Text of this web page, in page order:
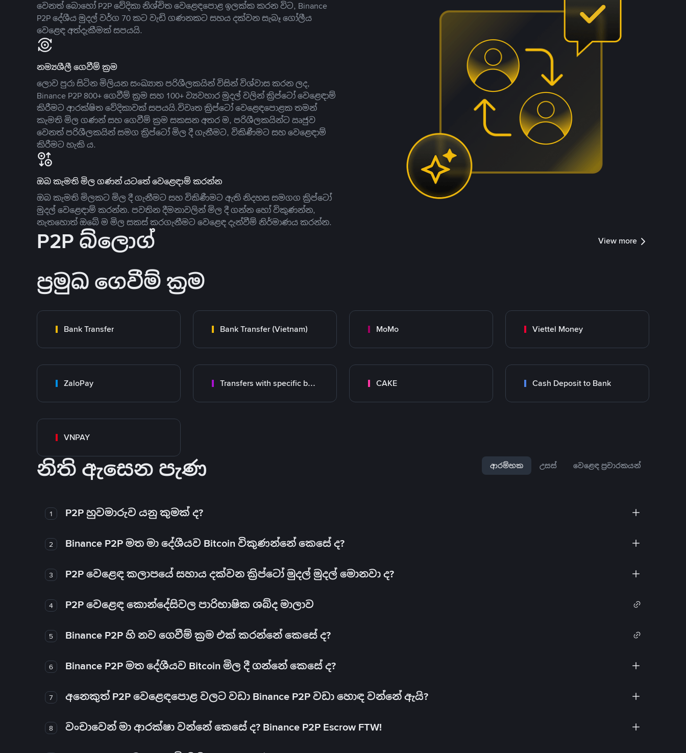
වෙනත් බොහෝ P2P වේදිකා නිශ්චිත වෙළෙඳපොළ ඉලක්ක කරන විට, Binance
P2P දේශීය මුදල් වර්ග 70 කට වැඩි ගණනකට සහය දක්වන සැබෑ ගෝලීය
වෙළෙඳ අත්දැකීමක් සපයයි.
නම්‍යශීලී ගෙවීම් ක්‍රම
ලොව පුරා සිටින මිලියන සංඛ්‍යාත පරිශීලකයින් විසින් විශ්වාස කරන ලද,
Binance P2P 800+ ගෙවීම් ක්‍රම සහ 100+ ව්‍යවහාර මුදල් වලින් ක්‍රිප්ටෝ වෙළෙඳාම්
කිරීමට ආරක්ෂිත වේදිකාවක් සපයයි.විවෘත ක්‍රිප්ටෝ වෙළෙඳපොළක තමන්
කැමති මිල ගණන් සහ ගෙවීම් ක්‍රම සකසන අතර ම, පරිශීලකයින්ට ඍජුව
වෙනත් පරිශීලකයින් සමග ක්‍රිප්ටෝ මිල දී ගැනීමට, විකිණීමට සහ වෙළෙඳාම්
කිරීමට හැකි ය.
ඔබ කැමති මිල ගණන් යටතේ වෙළෙඳාම් කරන්න
ඔබ කැමති මිලකට මිල දී ගැනීමට සහ විකිණීමට ඇති නිදහස සමගග ක්‍රිප්ටෝ
මුදල් වෙළෙඳාම් කරන්න. පවතින දීමනාවලින් මිල දී ගන්න හෝ විකුණන්න,
නැතහොත් ඔබේ ම මිල සකස් කරගැනීමට වෙළෙඳ දැන්වීම් නිර්මාණය කරන්න.
P2P බ්ලොග් View more
ප්‍රමුඛ ගෙවීම් ක්‍රම
Bank Transfer Bank Transfer (Vietnam) MoMo Viettel Money
ZaloPay Transfers with specific bank CAKE Cash Deposit to Bank
VNPAY
නිති ඇසෙන පැණ ආරම්භක උසස් වෙළෙඳ ප්‍රචාරකයන්
1 P2P හුවමාරුව යනු කුමක් ද?
2 Binance P2P මත මා දේශීයව Bitcoin විකුණන්නේ කෙසේ ද?
3 P2P වෙළෙඳ කලාපයේ සහාය දක්වන ක්‍රිප්ටෝ මුදල් මුදල් මොනවා ද?
4 P2P වෙළෙඳ කොන්දේසිවල පාරිභාෂික ශබ්ද මාලාව
5 Binance P2P හි නව ගෙවීම් ක්‍රම එක් කරන්නේ කෙසේ ද?
6 Binance P2P මත දේශීයව Bitcoin මිල දී ගන්නේ කෙසේ ද?
7 අනෙකුත් P2P වෙළෙඳපොළ වලට වඩා Binance P2P වඩා හොඳ වන්නේ ඇයි?
8 වංචාවෙන් මා ආරක්ෂා වන්නේ කෙසේ ද? Binance P2P Escrow FTW!